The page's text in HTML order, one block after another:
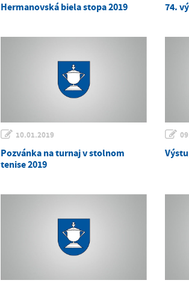
Hermanovská biela stopa 2019 74.
10.01.2019
Pozvánka na turnaj v stolnom
tenise 2019